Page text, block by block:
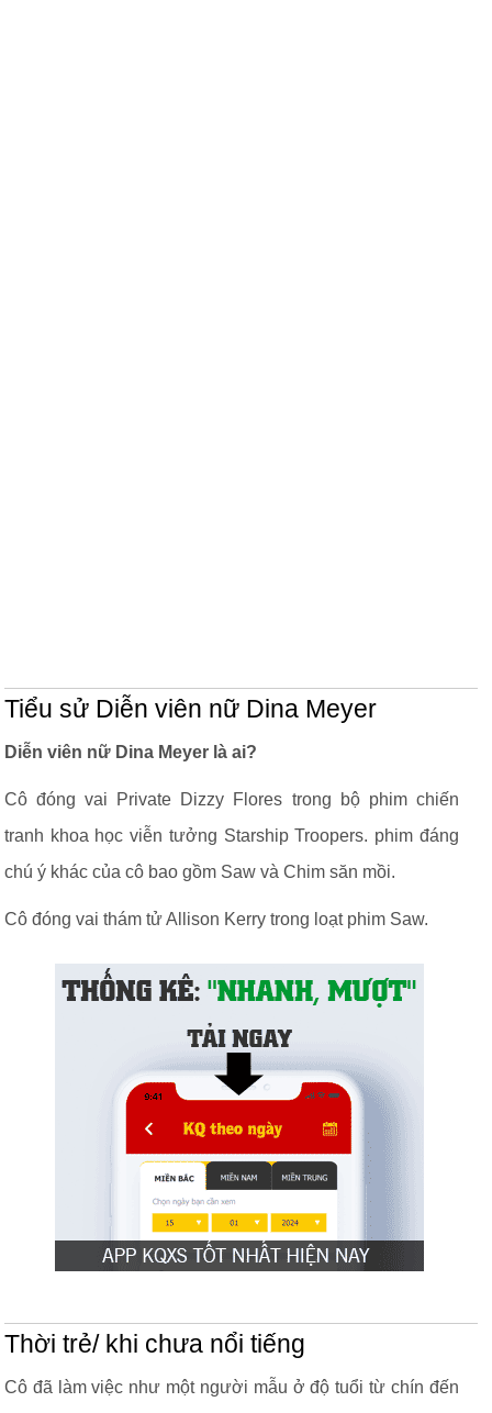
Tiểu sử Diễn viên nữ Dina Meyer
Diễn viên nữ Dina Meyer là ai?
Cô đóng vai Private Dizzy Flores trong bộ phim chiến
tranh khoa học viễn tưởng Starship Troopers. phim đáng
chú ý khác của cô bao gồm Saw và Chim săn mồi.
Cô đóng vai thám tử Allison Kerry trong loạt phim Saw.
Thời trẻ/ khi chưa nổi tiếng
Cô đã làm việc như một người mẫu ở độ tuổi từ chín đến